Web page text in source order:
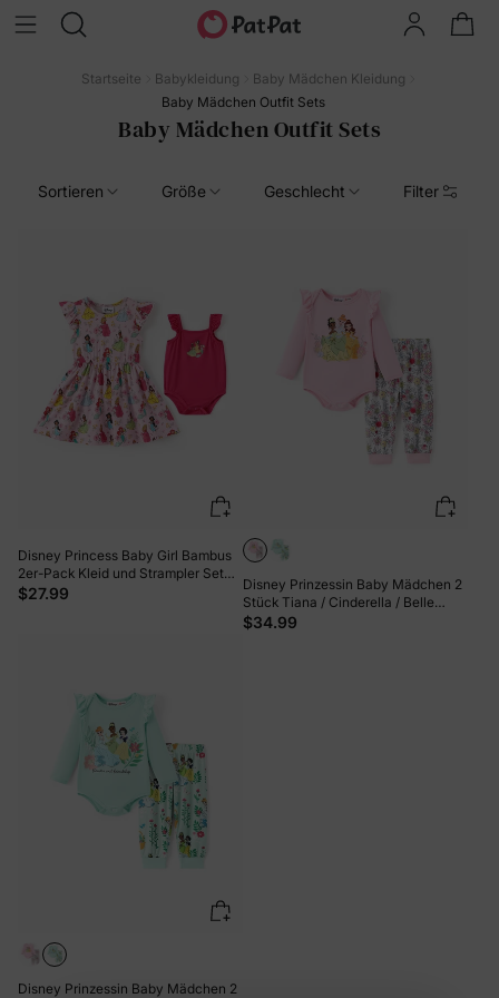
Startseite Babykleidung
Baby Mädchen Kleidung
Baby Mädchen Outfit Sets
Baby Mädchen Outfit Sets
Sortieren Größe Geschlecht Filter
Disney Princess Baby Girl Bambus
2er-Pack Kleid und Strampler Set
Hot Pink
$27.99
Disney Prinzessin Baby Mädchen 2
Stück Tiana / Cinderella / Belle
Bambus Rüschen Ärmel Top und
$34.99
Disney Prinzessin Baby Mädchen 2